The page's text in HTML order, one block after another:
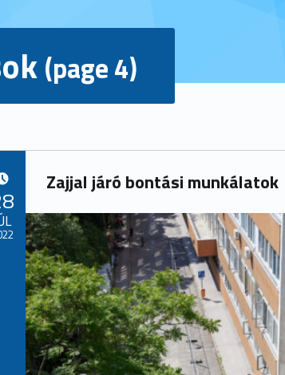
(page 4)
Zajjal járó bontási munkálatok